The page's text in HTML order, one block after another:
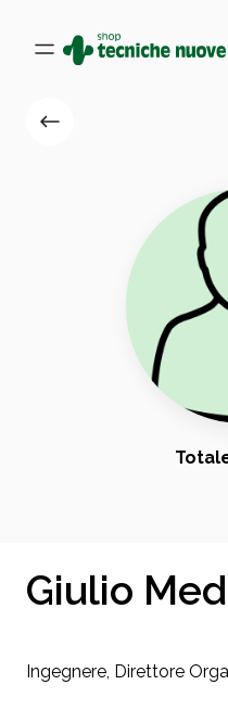
Giulio
Ingegnere, Direttore